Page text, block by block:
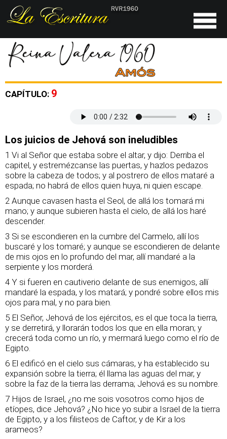
CAPÍTULO: 9
Los juicios de Jehová son ineludibles
1 Vi al Señor que estaba sobre el altar, y dijo: Derriba el
capitel, y estremézcanse las puertas, y hazlos pedazos
sobre la cabeza de todos; y al postrero de ellos mataré a
espada; no habrá de ellos quien huya, ni quien escape.
2 Aunque cavasen hasta el Seol, de allá los tomará mi
mano; y aunque subieren hasta el cielo, de allá los haré
descender.
3 Si se escondieren en la cumbre del Carmelo, allí los
buscaré y los tomaré; y aunque se escondieren de delante
de mis ojos en lo profundo del mar, allí mandaré a la
serpiente y los morderá.
4 Y si fueren en cautiverio delante de sus enemigos, allí
mandaré la espada, y los matará; y pondré sobre ellos mis
ojos para mal, y no para bien.
5 El Señor, Jehová de los ejércitos, es el que toca la tierra,
y se derretirá, y llorarán todos los que en ella moran; y
crecerá toda como un río, y mermará luego como el río de
Egipto.
6 El edificó en el cielo sus cámaras, y ha establecido su
expansión sobre la tierra; él llama las aguas del mar, y
sobre la faz de la tierra las derrama; Jehová es su nombre.
7 Hijos de Israel, ¿no me sois vosotros como hijos de
etíopes, dice Jehová? ¿No hice yo subir a Israel de la tierra
de Egipto, y a los filisteos de Caftor, y de Kir a los
arameos?